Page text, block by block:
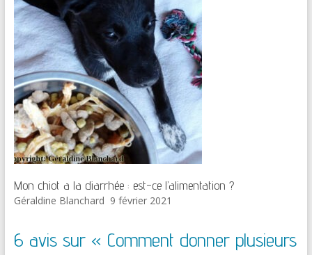
Mon chiot a la diarrhée : est-ce l’alimentation ?
Géraldine Blanchard 9 février 2021
6 avis sur « Comment donner plusieurs